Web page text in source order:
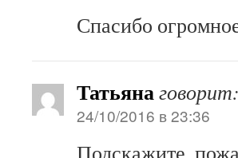
Спасибо
Татьянаговорит:
24/10/2016 в 23:36